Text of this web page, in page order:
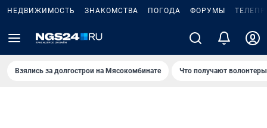
НЕДВИЖИМОСТЬ ЗНАКОМСТВА ПОГОДА ФОРУМЫ
Взялись за долгострои на Мясокомбинате Что получают